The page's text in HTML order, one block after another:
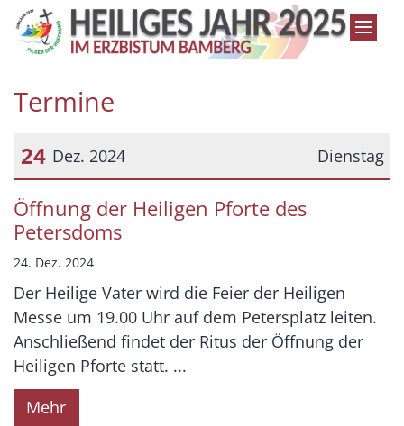
Zum Inhalt springen
Termine
Dienstag
24 Dez. 2024
Datum: 24. Dezember 2024
Öffnung der Heiligen Pforte des
Petersdoms
24. Dez. 2024
Der Heilige Vater wird die Feier der Heiligen
Messe um 19.00 Uhr auf dem Petersplatz leiten.
Anschließend findet der Ritus der Öffnung der
Heiligen Pforte statt. ...
Mehr